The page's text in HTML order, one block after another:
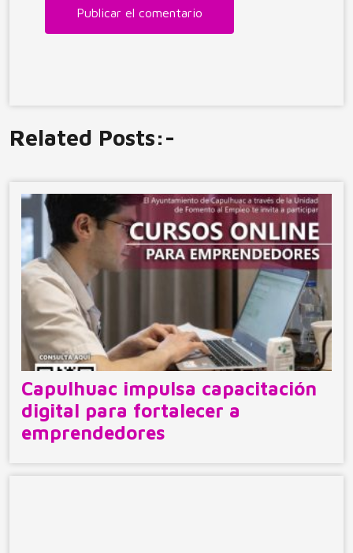
Related Posts:-
Capulhuac impulsa capacitación
digital para fortalecer a
emprendedores